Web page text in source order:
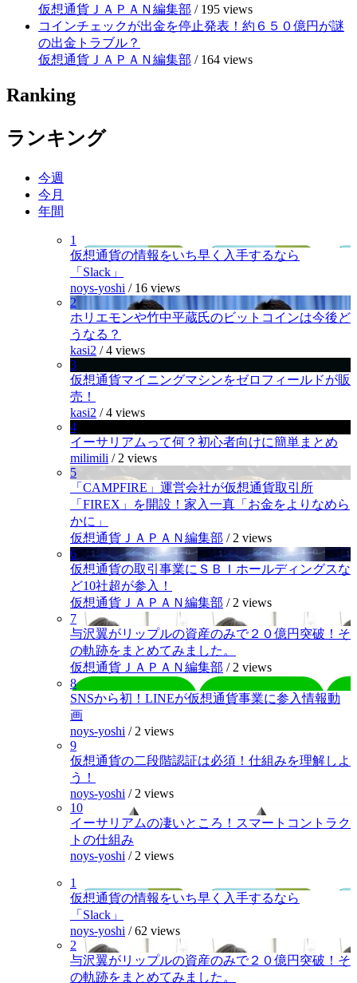
仮想通貨ＪＡＰＡＮ編集部 / 195 views
コインチェックが出金を停止発表！約６５０億円が謎
の出金トラブル？
仮想通貨ＪＡＰＡＮ編集部 / 164 views
Ranking
ランキング
今週
今月
年間
1
仮想通貨の情報をいち早く入手するなら
「Slack」
noys-yoshi / 16 views
2
ホリエモンや竹中平蔵氏のビットコインは今後ど
うなる？
kasi2 /4 views
3
仮想通貨マイニングマシンをゼロフィールドが販
売！
kasi2 /4 views
4
イーサリアムって何？初心者向けに簡単まとめ
milimili / 2 views
5
「CAMPFIRE」運営会社が仮想通貨取引所
「FIREX」を開設！家入一真「お金をよりなめら
かに」
仮想通貨ＪＡＰＡＮ編集部 / 2 views
6
仮想通貨の取引事業にＳＢＩホールディングスな
ど10社超が参入！
仮想通貨ＪＡＰＡＮ編集部 / 2 views
7
与沢翼がリップルの資産のみで２０億円突破！そ
の軌跡をまとめてみました。
仮想通貨ＪＡＰＡＮ編集部 / 2 views
8
SNSから初！LINEが仮想通貨事業に参入情報動
画
noys-yoshi / 2 views
9
仮想通貨の二段階認証は必須！仕組みを理解しよ
う！
noys-yoshi / 2 views
10
イーサリアムの凄いところ！スマートコントラク
トの仕組み
noys-yoshi / 2 views
1
仮想通貨の情報をいち早く入手するなら
「Slack」
noys-yoshi /62 views
2
与沢翼がリップルの資産のみで２０億円突破！そ
の軌跡をまとめてみました。